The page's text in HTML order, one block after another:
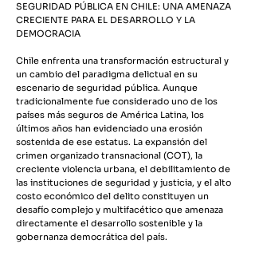
SEGURIDAD PÚBLICA EN CHILE: UNA AMENAZA
CRECIENTE PARA EL DESARROLLO Y LA
DEMOCRACIA
Chile enfrenta una transformación estructural y
un cambio del paradigma delictual en su
escenario de seguridad pública. Aunque
tradicionalmente fue considerado uno de los
países más seguros de América Latina, los
últimos años han evidenciado una erosión
sostenida de ese estatus. La expansión del
crimen organizado transnacional (COT), la
creciente violencia urbana, el debilitamiento de
las instituciones de seguridad y justicia, y el alto
costo económico del delito constituyen un
desafío complejo y multifacético que amenaza
directamente el desarrollo sostenible y la
gobernanza democrática del país.